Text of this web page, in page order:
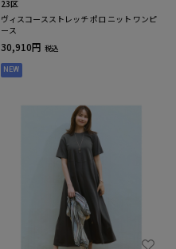
23区
ヴィスコースストレッチ ポロ ニット ワンピ
ース
30,910円 税込
NEW